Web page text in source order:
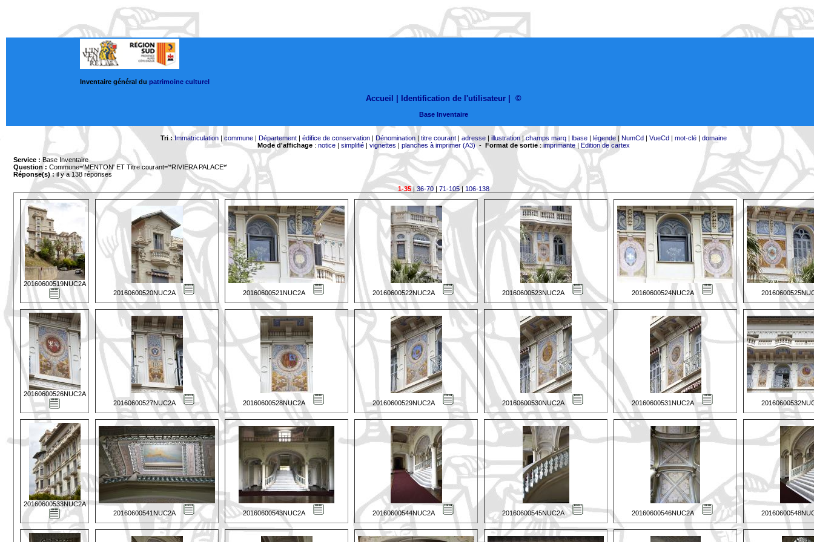
Inventaire général du patrimoine culturel
Accueil | Identification de l'utilisateur ©
Base Inventaire
Tri : Immatriculation| commune| Département| édifice de conservation| Dénomination| titre courant| adresse| illustration|champs marq| lbase| légende| NumCd| VueCd| mot-clé| domaine
Mode d'affichage: notice| simplifié| vignettes | planches à imprimer (A3)- Format de sortie:imprimante| Edition de cartex
Service : Base Inventaire
Question : Commune='MENTON' ET Titre courant='*RIVIERA PALACE*'
Réponse(s) :il y a 138 réponses
1-35|36-70| 71-105| 106-138
20160600519NUC2A
20160600520NUC2A
20160600521NUC2A 20160600522NUC2A 20160600523NUC2A 20160600524NUC2A
20160600526NUC2A
20160600527NUC2A
20160600528NUC2A 20160600529NUC2A 20160600530NUC2A 20160600531NUC2A
20160600533NUC2A
20160600541NUC2A
20160600543NUC2A 20160600544NUC2A 20160600545NUC2A 20160600546NUC2A